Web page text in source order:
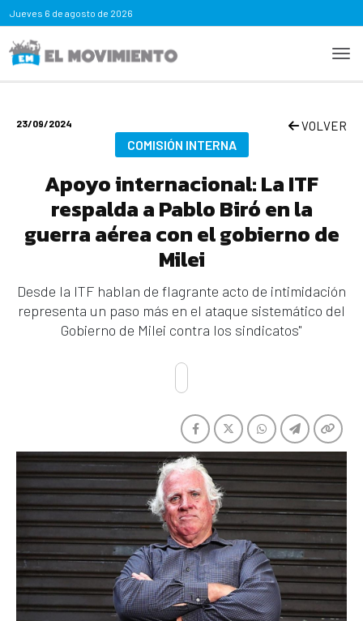
Jueves 6 de agosto de 2026
23/09/2024 VOLVER
COMISIÓN INTERNA
Apoyo internacional: La ITF
respalda a Pablo Biró en la
guerra aérea con el gobierno de
Milei
Desde la ITF hablan de flagrante acto de intimidación
representa un paso más en el ataque sistemático del
Gobierno de Milei contra los sindicatos"